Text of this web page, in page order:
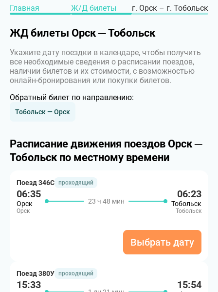
Главная Ж/Д билеты г. Орск – г. Тобольск
ЖД билеты Орск ─ Тобольск
Укажите дату поездки в календаре, чтобы получить
все необходимые сведения о расписании поездов,
наличии билетов и их стоимости, с возможностью
онлайн-бронирования или покупки билетов.
Обратный билет по направлению:
Тобольск — Орск
Расписание движения поездов Орск ─
Тобольск по местному времени
Поезд 346С проходящий
06:35
Орск
Орск
23 ч 48 мин
06:23
Тобольск
Тобольск
Выбрать дату
Поезд 380У проходящий
15:33 15:54